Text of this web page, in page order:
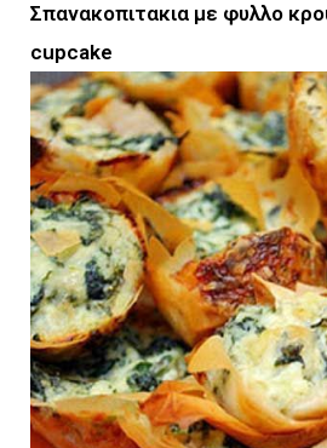
Σπανακοπιτακια με φυλλο
cupcake